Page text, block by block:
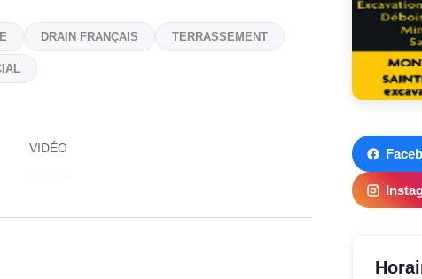
DRAIN FRANÇAIS TERRASSEMENT
VIDÉO